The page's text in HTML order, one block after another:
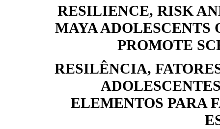
RESILIENCE, RISK
MAYA ADOLESCENTS
PROMOTE
RESILÊNCIA,
ELEMENTOS PARA